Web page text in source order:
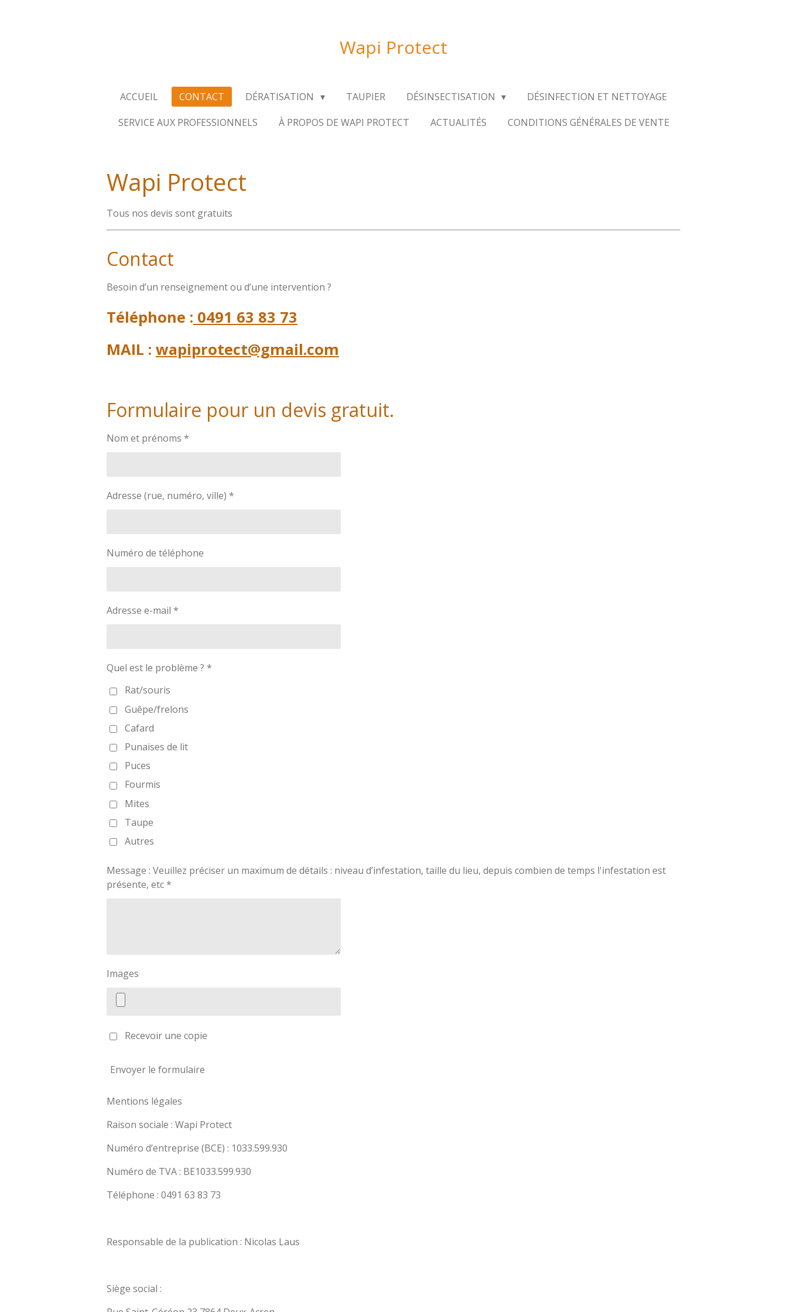
Wapi Protect
ACCUEIL CONTACT DÉRATISATION TAUPIER DÉSINSECTISATION
DÉSINFECTION ET NETTOYAGE
SERVICE AUX PROFESSIONNELS
À PROPOS DE WAPI PROTECT ACTUALITÉS CONDITIONS GÉNÉRALES DE VENTE
Wapi Protect
Tous nos devis sont gratuits
Contact
Besoin d’un renseignement ou d’une intervention ?
Téléphone : 0491 63 83 73
MAIL : wapiprotect@gmail.com
Formulaire pour un devis gratuit.
Nom et prénoms *
Adresse (rue, numéro, ville) *
Numéro de téléphone
Adresse e-mail *
Quel est le problème ? *
Rat/souris
Guêpe/frelons
Cafard
Punaises de lit
Puces
Fourmis
Mites
Taupe
Autres
Message : Veuillez préciser un maximum de détails : niveau d’infestation, taille du lieu, depuis combien de temps l'infestation est
présente, etc *
Images
Recevoir une copie
Envoyer le formulaire
Mentions légales
Raison sociale : Wapi Protect
Numéro d’entreprise (BCE) : 1033.599.930
Numéro de TVA : BE1033.599.930
Téléphone : 0491 63 83 73
Responsable de la publication : Nicolas Laus
Siège social :